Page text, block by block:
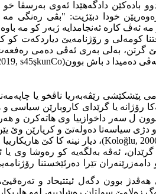
خودا دبێژیت: "بڤی رەنگی
مە ئەڤ کارە ئەنجامدایە ژبەر کو
و رۆژنامه‌یێ دیاردکەت کو
دەمیدا د باش بوون(Co
şkun
s45
بەگی ل رێکەفتی ١٢چرییا دووێ ١٩٠٨ داخوازەکا فەرمی
رۆژانە یا گرێدای کاروبارێن سیاسی و
دژی سیاسەتا دەولەتێ و کریارێن
Koloğlu,
)، دیار نینە کا کێ
ئەڤە بەلگەیە کو رەوشا وی
تێرا دەرئێخستنا
بوون دگەل ئیتتیحاد و تەرەقیێ،